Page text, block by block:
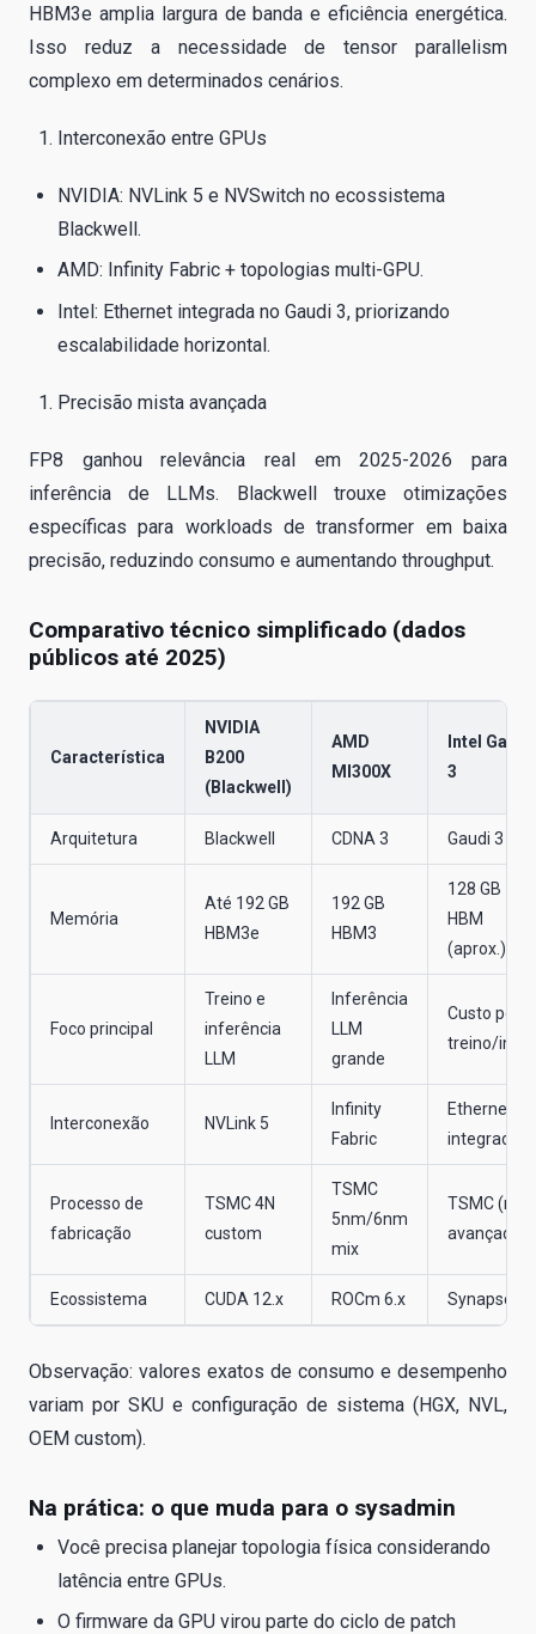
HBM3e amplia largura de banda e eficiência energética.
Isso reduz a necessidade de tensor parallelism
complexo em determinados cenários.
Interconexão entre GPUs
NVIDIA: NVLink 5 e NVSwitch no ecossistema
Blackwell.
AMD: Infinity Fabric + topologias multi-GPU.
Intel: Ethernet integrada no Gaudi 3, priorizando
escalabilidade horizontal.
Precisão mista avançada
FP8 ganhou relevância real em 2025-2026 para
inferência de LLMs. Blackwell trouxe otimizações
específicas para workloads de transformer em baixa
precisão, reduzindo consumo e aumentando throughput.
Comparativo técnico simplificado (dados
públicos até 2025)
Característica
NVIDIA
B200
(Blackwell)
AMD
MI300X
Intel Gaudi
3
Arquitetura Blackwell CDNA 3 Gaudi 3
Memória
Até 192 GB
HBM3e
192 GB
HBM3
128 GB
HBM
(aprox.)
Foco principal
Treino e
inferência
LLM
Inferência
LLM
grande
Custo por
treino/infer.
Interconexão NVLink 5
Infinity
Fabric
Ethernet
integrada
Processo de
fabricação
TSMC 4N
custom
TSMC
5nm/6nm
mix
TSMC (nó
avançado)
Ecossistema CUDA 12.x ROCm 6.x SynapseAI
Observação: valores exatos de consumo e desempenho
variam por SKU e configuração de sistema (HGX, NVL,
OEM custom).
Na prática: o que muda para o sysadmin
Você precisa planejar topologia física considerando
latência entre GPUs.
O firmware da GPU virou parte do ciclo de patch